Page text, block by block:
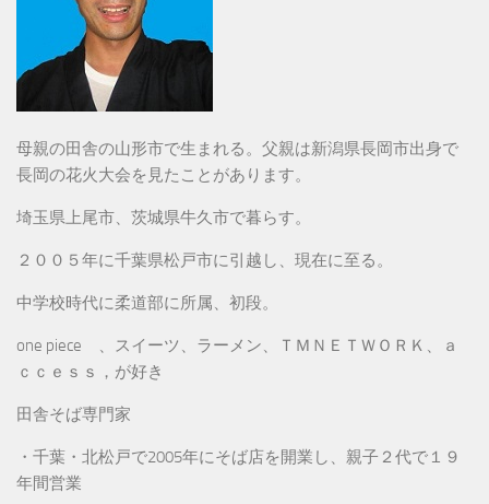
母親の田舎の山形市で生まれる。父親は新潟県長岡市出身で
長岡の花火大会を見たことがあります。
埼玉県上尾市、茨城県牛久市で暮らす。
２００５年に千葉県松戸市に引越し、現在に至る。
中学校時代に柔道部に所属、初段。
one piece 、スイーツ、ラーメン、ＴＭＮＥＴＷＯＲＫ、ａ
ｃｃｅｓｓ，が好き
田舎そば専門家
・千葉・北松戸で2005年にそば店を開業し、親子２代で１９
年間営業